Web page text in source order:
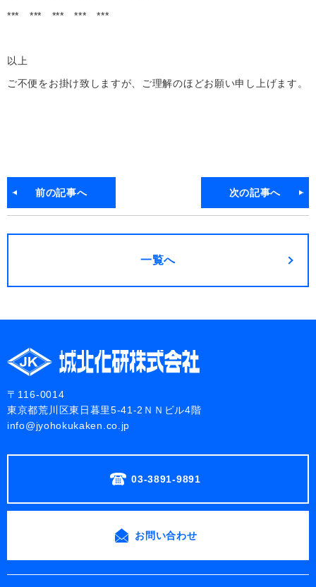
*** *** *** *** ***
以上
ご不便をお掛け致しますが、ご理解のほどお願い申し上げます。
前の記事へ 次の記事へ
一覧へ
〒116-0014
東京都荒川区東日暮里5-41-2ＮＮビル4階
info@jyohokukaken.co.jp
03-3891-9891
お問い合わせ